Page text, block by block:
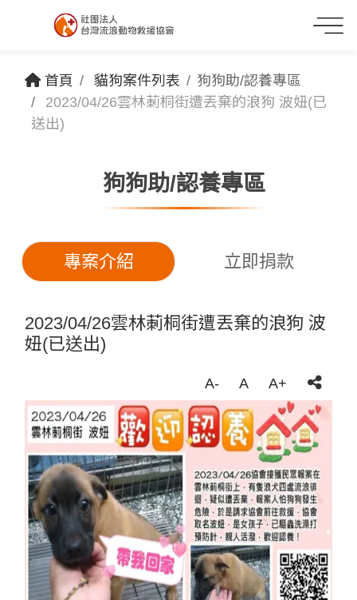
首頁 貓狗案件列表
狗狗助/認養專區
2023/04/26雲林莿桐街遭丟棄的浪狗 波妞(已
送出)
狗狗助/認養專區
專案介紹 立即捐款
2023/04/26雲林莿桐街遭丟棄的浪狗 波
妞(已送出)
A- A A+